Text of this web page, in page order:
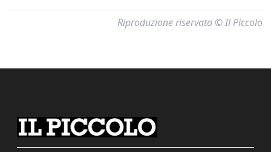
Riproduzione riservata © Il Piccolo